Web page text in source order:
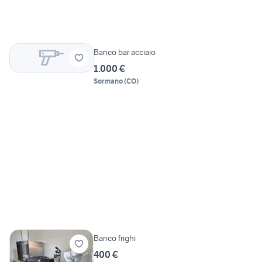
Banco bar acciaio
1.000 €
Sormano(CO)
Banco frighi
400 €